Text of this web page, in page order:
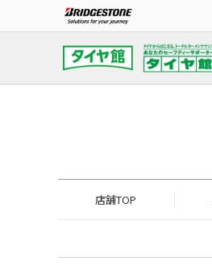
店舗TOP